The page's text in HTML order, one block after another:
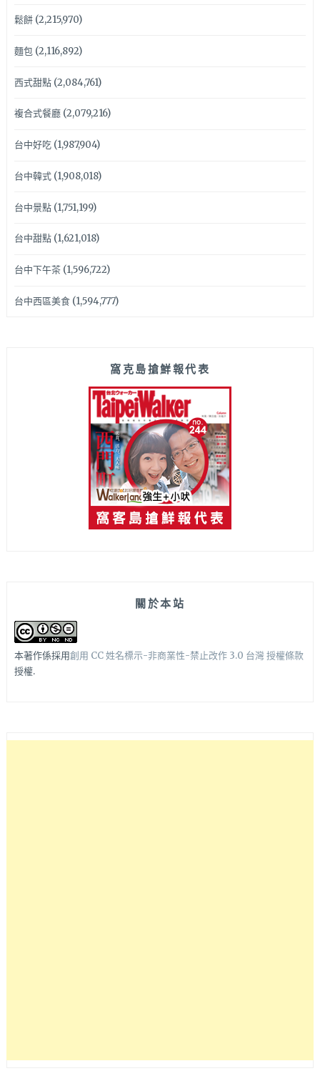
鬆餅(2,215,970)
麵包(2,116,892)
西式甜點(2,084,761)
複合式餐廳(2,079,216)
台中好吃(1,987,904)
台中韓式(1,908,018)
台中景點(1,751,199)
台中甜點(1,621,018)
台中下午茶(1,596,722)
台中西區美食(1,594,777)
窩克島搶鮮報代表
關於本站
本著作係採用創用 CC 姓名標示-非商業性-禁止改作 3.0 台灣 授權條款
授權.